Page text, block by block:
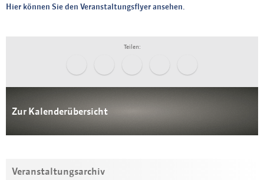
Hier können Sie den Veranstaltungsflyer ansehen.
Teilen:
Zur Kalenderübersicht
Veranstaltungsarchiv